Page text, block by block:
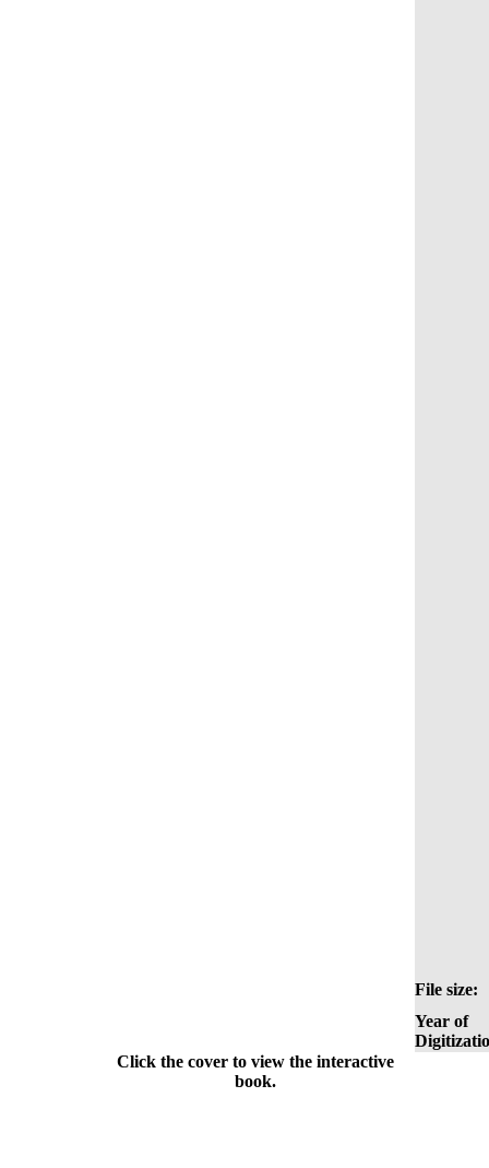
File size:
Year of
Click the cover to view the interactive
book.